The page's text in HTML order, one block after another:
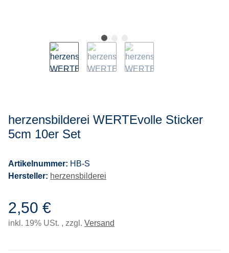
herzensbilderei WERTEvolle Sticker
5cm 10er Set
Artikelnummer: HB-S
Hersteller: herzensbilderei
2,50 €
inkl. 19% USt. , zzgl. Versand